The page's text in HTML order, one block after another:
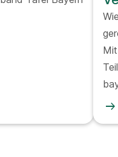
arrow_right_alt